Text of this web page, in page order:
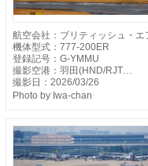
航空会社：ブリティッシュ・
機体型式：777-200ER
登録記号：G-YMMU
撮影空港：羽田(HND/RJT…
撮影日：2026/03/26
Photo by Iwa-chan